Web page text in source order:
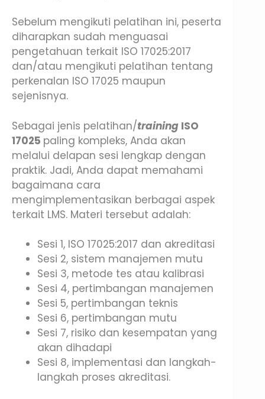
Sebelum mengikuti pelatihan ini, peserta
diharapkan sudah menguasai
pengetahuan terkait ISO 17025:2017
dan/atau mengikuti pelatihan tentang
perkenalan ISO 17025 maupun
sejenisnya.
Sebagai jenis pelatihan/training ISO
17025 paling kompleks, Anda akan
melalui delapan sesi lengkap dengan
praktik. Jadi, Anda dapat memahami
bagaimana cara
mengimplementasikan berbagai aspek
terkait LMS. Materi tersebut adalah:
Sesi 1, ISO 17025:2017 dan akreditasi
Sesi 2, sistem manajemen mutu
Sesi 3, metode tes atau kalibrasi
Sesi 4, pertimbangan manajemen
Sesi 5, pertimbangan teknis
Sesi 6, pertimbangan mutu
Sesi 7, risiko dan kesempatan yang
akan dihadapi
Sesi 8, implementasi dan langkah-
langkah proses akreditasi.